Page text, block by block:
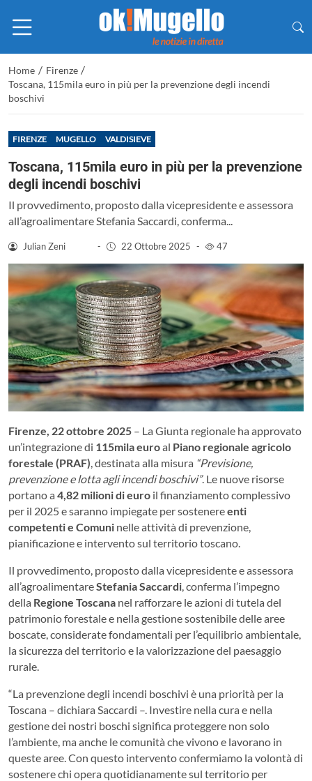
Home / Firenze /
Toscana, 115mila euro in più per la prevenzione degli incendi
boschivi
FIRENZE MUGELLO VALDISIEVE
Toscana, 115mila euro in più per la prevenzione
degli incendi boschivi
Il provvedimento, proposto dalla vicepresidente e assessora
all’agroalimentare Stefania Saccardi, conferma...
Julian Zeni - 22 Ottobre 2025 - 47
Firenze, 22 ottobre 2025 – La Giunta regionale ha approvato
un’integrazione di 115mila euroal Piano regionale agricolo
forestale (PRAF), destinata alla misura “Previsione,
prevenzione e lotta agli incendi boschivi”. Le nuove risorse
portano a 4,82 milioni di euro il finanziamento complessivo
per il 2025 e saranno impiegate per sostenereenti
competenti e Comuni nelle attività di prevenzione,
pianificazione e intervento sul territorio toscano.
Il provvedimento, proposto dalla vicepresidente e assessora
all’agroalimentareStefania Saccardi, conferma l’impegno
della Regione Toscana nel rafforzare le azioni di tutela del
patrimonio forestale e nella gestione sostenibile delle aree
boscate, considerate fondamentali per l’equilibrio ambientale,
la sicurezza del territorio e la valorizzazione del paesaggio
rurale.
“La prevenzione degli incendi boschivi è una priorità per la
Toscana – dichiara Saccardi –. Investire nella cura e nella
gestione dei nostri boschi significa proteggere non solo
l’ambiente, ma anche le comunità che vivono e lavorano in
queste aree. Con questo intervento confermiamo la volontà di
sostenere chi opera quotidianamente sul territorio per